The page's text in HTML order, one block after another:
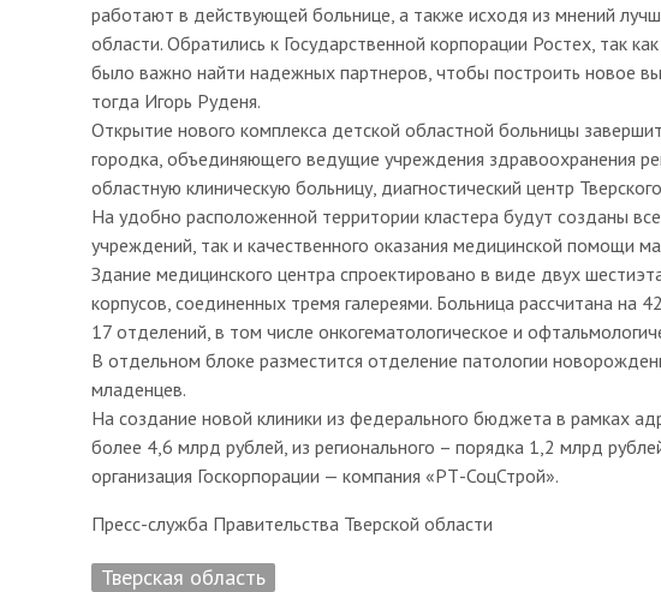
работают в действующей больнице, а также исходя из мнений
области. Обратились к Государственной корпорации Ростех, так
было важно найти надежных партнеров, чтобы построить новое
тогда Игорь Руденя.
Открытие нового комплекса детской областной больницы
городка, объединяющего ведущие учреждения здравоохранения
областную клиническую больницу, диагностический центр
На удобно расположенной территории кластера будут созданы
учреждений, так и качественного оказания медицинской помощи
Здание медицинского центра спроектировано в виде двух
корпусов, соединенных тремя галереями. Больница рассчитана на
17 отделений, в том числе онкогематологическое и
В отдельном блоке разместится отделение патологии
младенцев.
На создание новой клиники из федерального бюджета в рамках
более 4,6 млрд рублей, из регионального – порядка 1,2 млрд
организация Госкорпорации — компания «РТ-СоцСтрой».
Пресс-служба Правительства Тверской области
Тверская область